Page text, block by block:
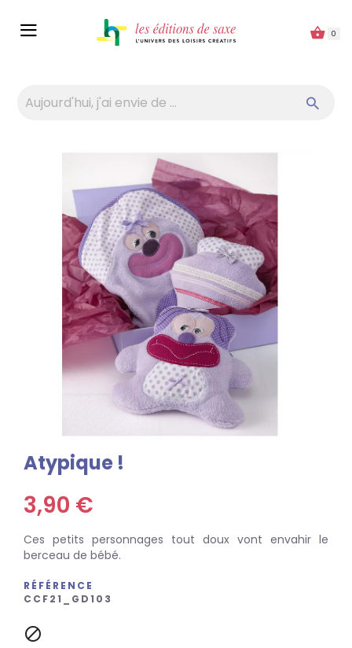
0
Atypique !
3,90 €
Ces petits personnages tout doux vont envahir le
berceau de bébé.
RÉFÉRENCE
CCF21_GD103
